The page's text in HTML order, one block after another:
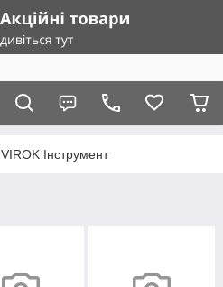
VIROK Інструмент